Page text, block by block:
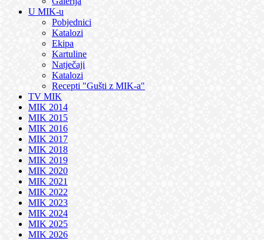
U MIK-u
Pobjednici
Katalozi
Ekipa
Kartuline
Natječaji
Katalozi
Recepti "Gušti z MIK-a"
TV MIK
MIK 2014
MIK 2015
MIK 2016
MIK 2017
MIK 2018
MIK 2019
MIK 2020
MIK 2021
MIK 2022
MIK 2023
MIK 2024
MIK 2025
MIK 2026